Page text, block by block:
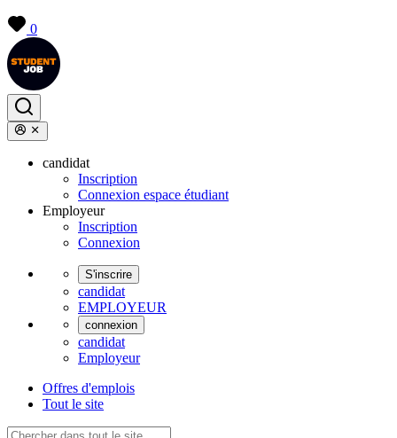
0
candidat
Inscription
Connexion espace étudiant
Employeur
Inscription
Connexion
S'inscrire
candidat
EMPLOYEUR
connexion
candidat
Employeur
Offres d'emplois
Tout le site